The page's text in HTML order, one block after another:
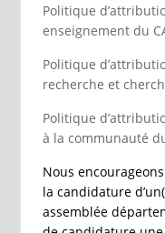
Politique
enseignement du
Politique
recherche et
Politique
à la communauté
Nous
la candidature
assemblée